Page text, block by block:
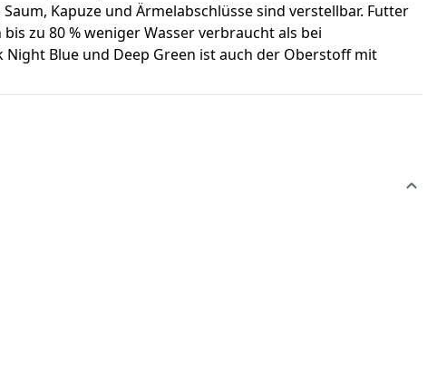
Kapuze und Ärmelabschlüsse sind verstellbar. Futter
zu 80 % weniger Wasser verbraucht als bei
Blue und Deep Green ist auch der Oberstoff mit